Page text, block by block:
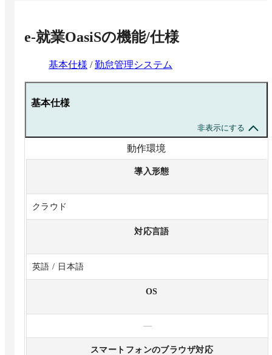
e-就業OasiSの機能/仕様
基本仕様 /勤怠管理システム
基本仕様
非表示にする
動作環境
導入形態
クラウド
対応言語
英語 / 日本語
OS
—
スマートフォンのブラウザ対応